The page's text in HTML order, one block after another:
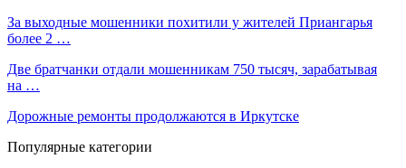
За выходные мошенники похитили у жителей Приангарья
более 2 …
Две братчанки отдали мошенникам 750 тысяч, зарабатывая
на …
Дорожные ремонты продолжаются в Иркутске
Популярные категории